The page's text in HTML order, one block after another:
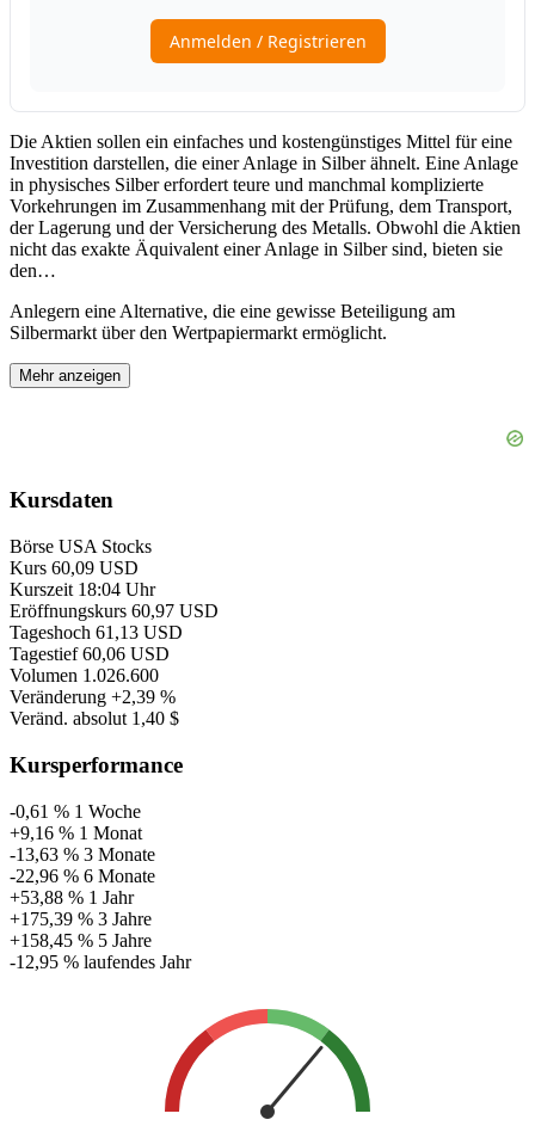
Die Aktien sollen ein einfaches und kostengünstiges Mittel für eine
Investition darstellen, die einer Anlage in Silber ähnelt. Eine Anlage
in physisches Silber erfordert teure und manchmal komplizierte
Vorkehrungen im Zusammenhang mit der Prüfung, dem Transport,
der Lagerung und der Versicherung des Metalls. Obwohl die Aktien
nicht das exakte Äquivalent einer Anlage in Silber sind, bieten sie
den…
Anlegern eine Alternative, die eine gewisse Beteiligung am
Silbermarkt über den Wertpapiermarkt ermöglicht.
Mehr anzeigen
Kursdaten
Börse USA Stocks
Kurs 60,09 USD
Kurszeit 18:04 Uhr
Eröffnungskurs 60,97 USD
Tageshoch 61,13 USD
Tagestief 60,06 USD
Volumen 1.026.600
Veränderung +2,39 %
Veränd. absolut 1,40 $
Kursperformance
-0,61 % 1 Woche
+9,16 % 1 Monat
-13,63 % 3 Monate
-22,96 % 6 Monate
+53,88 % 1 Jahr
+175,39 % 3 Jahre
+158,45 % 5 Jahre
-12,95 % laufendes Jahr